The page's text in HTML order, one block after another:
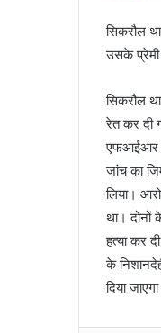
सिकरौल
उसके प्रेमी
सिकरौल
रेत कर दी
एफआईआर
जांच का
लिया।
था। दोनों
हत्या कर
के
दिया